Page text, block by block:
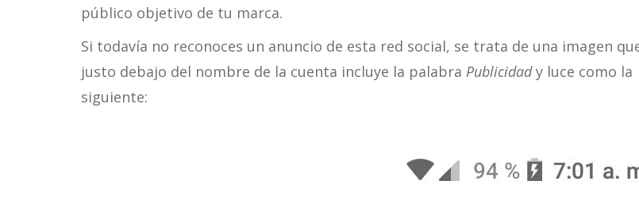
público objetivo de tu marca.
Si todavía no reconoces un anuncio de esta red social, se trata de una imagen
justo debajo del nombre de la cuenta incluye la palabra Publicidady luce como la
siguiente: